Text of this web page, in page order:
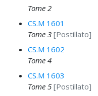
Tome 2
CS.M 1601
Tome 3 [Postillato]
CS.M 1602
Tome 4
CS.M 1603
Tome 5 [Postillato]